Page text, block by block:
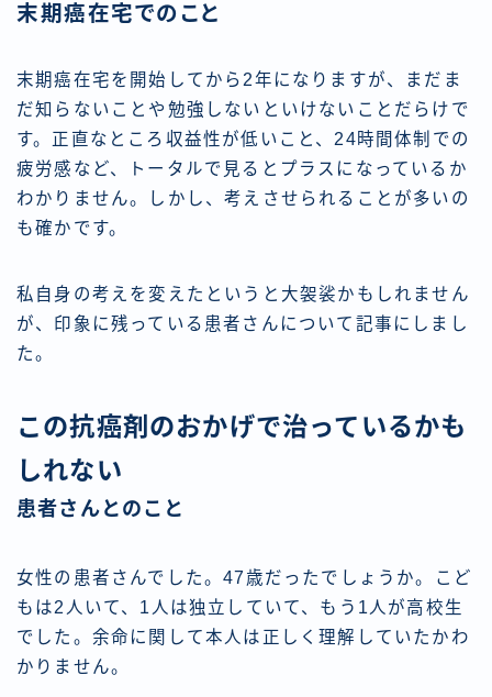
末期癌在宅でのこと
末期癌在宅を開始してから2年になりますが、まだま
だ知らないことや勉強しないといけないことだらけで
す。正直なところ収益性が低いこと、24時間体制での
疲労感など、トータルで見るとプラスになっているか
わかりません。しかし、考えさせられることが多いの
も確かです。
私自身の考えを変えたというと大袈裟かもしれません
が、印象に残っている患者さんについて記事にしまし
た。
この抗癌剤のおかげで治っているかも
しれない
患者さんとのこと
女性の患者さんでした。47歳だったでしょうか。こど
もは2人いて、1人は独立していて、もう1人が高校生
でした。余命に関して本人は正しく理解していたかわ
かりません。